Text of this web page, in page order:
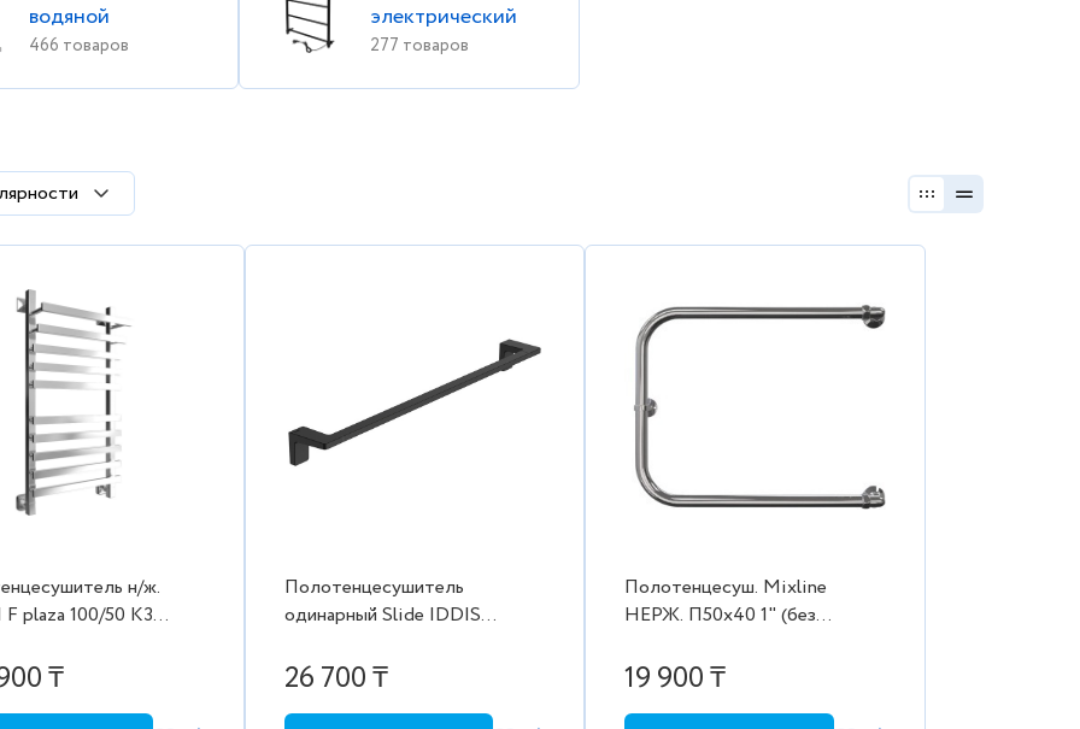
водяной
466 товаров
электрический
277 товаров
н/ж.
plaza 100/50 K3
гайка с
₸
Полотенцесушитель
одинарный Slide IDDIS
26 700 ₸
Полотенцесуш. Mixline
НЕРЖ. П50х40 1" (без
19 900 ₸